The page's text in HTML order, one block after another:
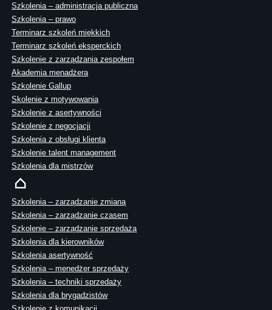
Szkolenia – administracja publiczna
Szkolenia – prawo
Terminarz szkoleń miękkich
Terminarz szkoleń eksperckich
Szkolenie z zarządzania zespołem
Akademia menadżera
Szkolenie Gallup
Skolenie z motywowania
Szkolenie z asertywności
Szkolenie z negocjacji
Szkolenia z obsługi klienta
Szkolenie talent management
Szkolenia dla mistrzów
Szkolenia – zarządzanie zmianą
Szkolenia – zarządzanie czasem
Szkolenie – zarządzanie sprzedażą
Szkolenia dla kierowników
Szkolenia asertywność
Szkolenia – menedżer sprzedaży
Szkolenia – techniki sprzedaży
Szkolenia dla brygadzistów